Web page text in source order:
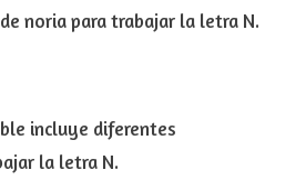
noria para trabajar la letra N.
incluye diferentes
la letra N.